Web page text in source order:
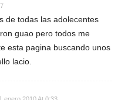
de todas las adolecentes
guao pero todos me
esta pagina buscando unos
lacio.